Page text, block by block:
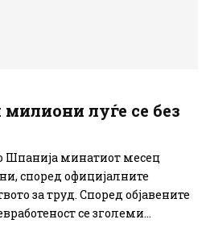
луѓе се без
Шпанија минатиот месец
според официјалните
за труд. Според објавените
се зголеми...